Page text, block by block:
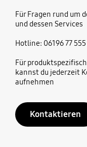
Für Fragen rund um
und dessen Services
Hotline: 06196 77 555
Für
kannst du jederzeit
aufnehmen
Kontaktieren